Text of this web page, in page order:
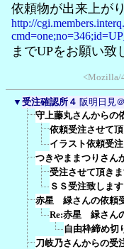
依頼物が出来上が
http://
までUPをお願い致
<Mozilla/
▼ 受注確認所４ 阪明日見
守上藤丸さんからの
依頼受注させて
イラスト依頼受
つきやままつりさん
受注させて頂き
ＳＳ受注致します
赤星 緑さんの依頼
Re:赤星 緑さん
自由枠締め切
刀岐乃さんからの受